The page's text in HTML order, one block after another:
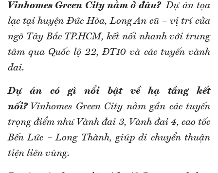
Vinhomes Green City nằm ở đâu? Dự án tọa
lạc tại huyện Đức Hòa, Long An cũ – vị trí cửa
ngõ Tây Bắc TP.HCM, kết nối nhanh với trung
tâm qua Quốc lộ 22, ĐT10 và các tuyến vành
đai.
Dự án có gì nổi bật về hạ tầng kết
nối? Vinhomes Green City nằm gần các tuyến
trọng điểm như Vành đai 3, Vành đai 4, cao tốc
Bến Lức – Long Thành, giúp di chuyển thuận
tiện liên vùng.